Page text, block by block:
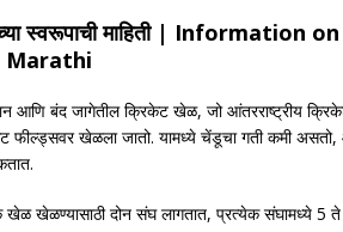
स्वरूपाची माहिती| Information on
Marathi
आणि बंद जागेतील क्रिकेट खेळ, जो आंतरराष्ट्रीय
फील्ड्सवर खेळला जातो. यामध्ये चेंडूचा गती कमी
खेळ खेळण्यासाठी दोन संघ लागतात, प्रत्येक संघामध्ये